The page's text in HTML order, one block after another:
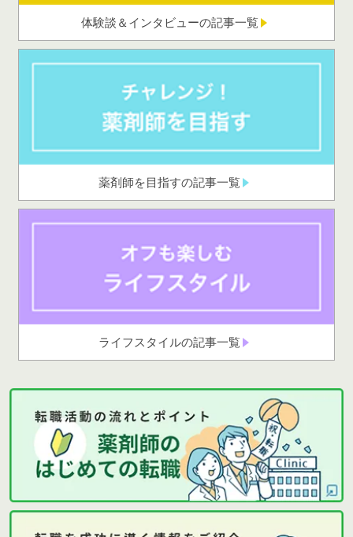
体験談＆インタビューの記事一覧
薬剤師を目指すの記事一覧
ライフスタイルの記事一覧